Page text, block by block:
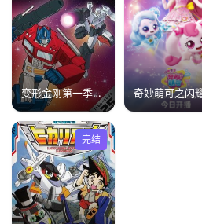
变形金刚第一季国语版
完结